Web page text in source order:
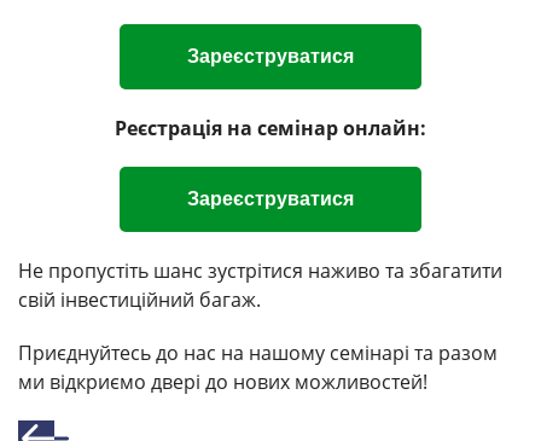
Зареєструватися
Реєстрація на семінар онлайн:
Зареєструватися
Не пропустіть шанс зустрітися наживо та збагатити
свій інвестиційний багаж.
Приєднуйтесь до нас на нашому семінарі та разом
ми відкриємо двері до нових можливостей!